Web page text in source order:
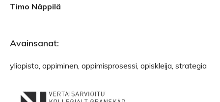
Timo Näppilä
Avainsanat:
yliopisto, oppiminen, oppimisprosessi, opiskleija, strategia